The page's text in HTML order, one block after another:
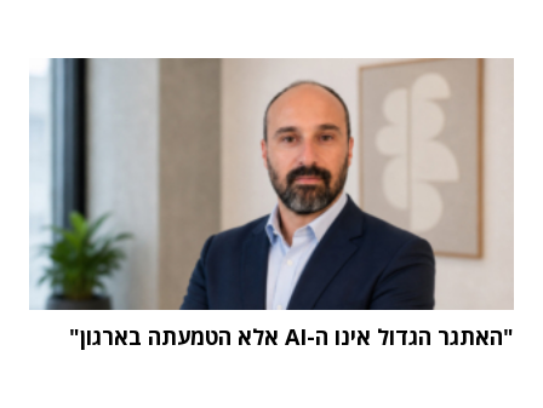
"האתגר הגדול אינו ה-AI אלא הטמעתה בארגון"